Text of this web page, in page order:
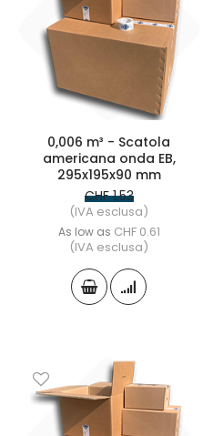
0,006 m³ - Scatola
americana onda EB,
295x195x90 mm
CHF 1.53
(IVA esclusa)
As low as CHF 0.61
(IVA esclusa)